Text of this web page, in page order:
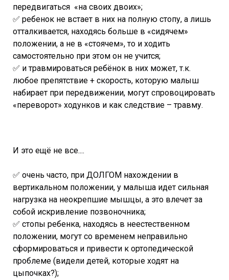
передвигаться «на своих двоих»;
✅ ребенок не встает в них на полную стопу, а лишь
отталкивается, находясь больше в «сидячем»
положении, а не в «стоячем», то и ходить
самостоятельно при этом он не учится;
✅ и травмироваться ребёнок в них может, т.к.
любое препятствие + скорость, которую малыш
набирает при передвижении, могут спровоцировать
«переворот» ходунков и как следствие – травму.
И это ещё не все....
✅ очень часто, при ДОЛГОМ нахождении в
вертикальном положении, у малыша идет сильная
нагрузка на неокрепшие мышцы, а это влечет за
собой искривление позвоночника;
✅ стопы ребенка, находясь в неестественном
положении, могут со временем неправильно
сформироваться и привести к ортопедической
проблеме (видели детей, которые ходят на
цыпочках?);